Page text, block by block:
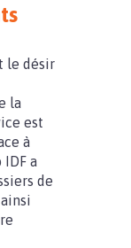
le désir
la
est
à
a
de